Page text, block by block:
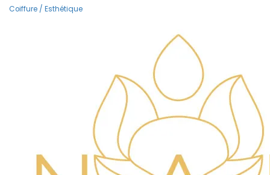
Coiffure / Esthétique